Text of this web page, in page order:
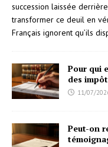
succession laissée
transformer ce deuil en
Français ignorent qu’ils
Pour qui
des
11/07/
Peut-on